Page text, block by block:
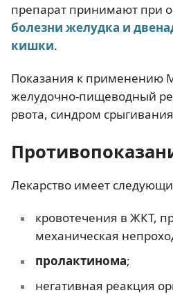
препарат принимают при
болезни желудка и
кишки.
Показания к применению
желудочно-пищеводный
рвота, синдром
Лекарство имеет
кровотечения в ЖКТ,
механическая
пролактинома;
негативная реакция